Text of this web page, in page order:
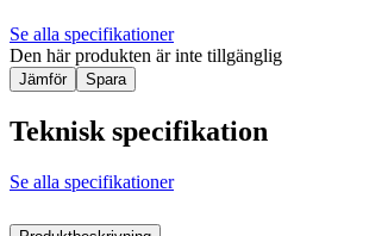
Se alla specifikationer
Den här produkten är inte tillgänglig
Jämför Spara
Teknisk specifikation
Se alla specifikationer